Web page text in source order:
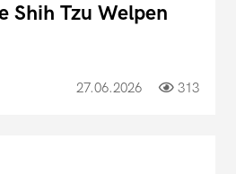
Shih Tzu Welpen
27.06.2026 313